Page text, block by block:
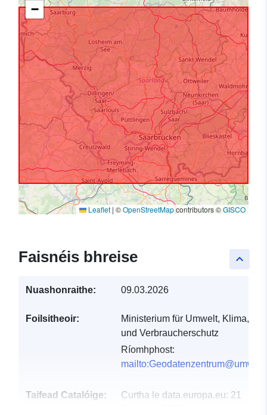
−
Leaflet | ©OpenStreetMapcontributors ©GISCO
keyboard_arrow_up
Faisnéis bhreise
Nuashonraithe: 09.03.2026
Foilsitheoir:
Ministerium für Umwelt, Klima,
und Verbraucherschutz
Ríomhphost:
Taifead Catalóige: Curtha le data.europa.eu: 21